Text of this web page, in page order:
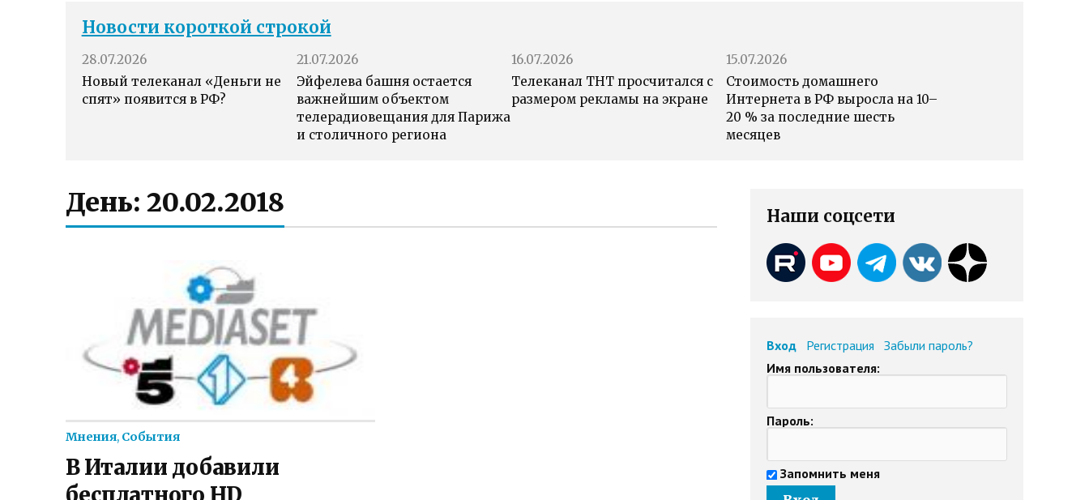
Новости короткой строкой
28.07.2026
Новый телеканал «Деньги не
спят» появится в РФ?
21.07.2026
Эйфелева башня остается
важнейшим объектом
телерадиовещания для Парижа
и столичного региона
16.07.2026
Телеканал ТНТ просчитался с
размером рекламы на экране
15.07.2026
Стоимость домашнего
Интернета в РФ выросла на 10–
20 % за последние шесть
месяцев
День: 20.02.2018
Мнения, События
В Италии добавили
Наши соцсети
Вход Регистрация
Забыли пароль?
Имя пользователя:
Пароль:
Запомнить меня